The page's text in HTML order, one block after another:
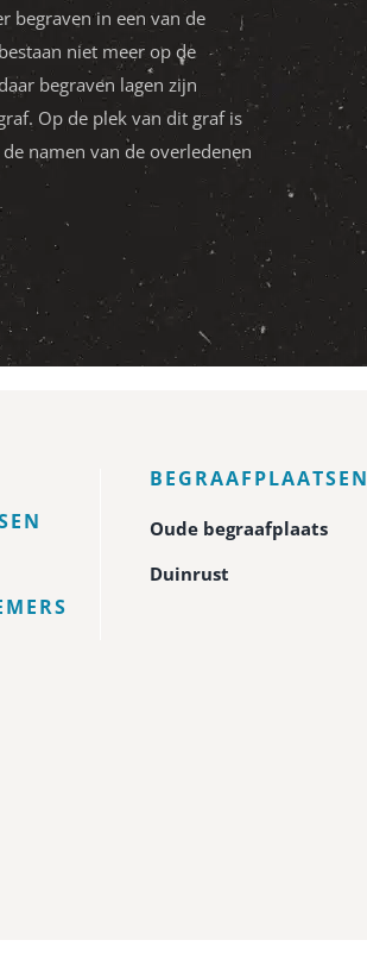
begraven in een van de
niet meer op de
begraven lagen zijn
Op de plek van dit graf is
namen van de overledenen
BEGRAAFPLAATSEN
Oude begraafplaats
Duinrust